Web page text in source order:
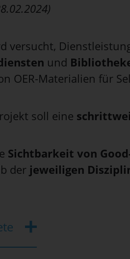
versucht,
und
OER-Materialien für
soll eine
Sichtbarkeit von
der jeweiligen